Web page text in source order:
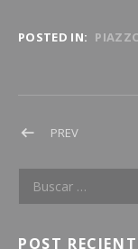
POSTED IN:
PREVPOST:
Buscar:
POST